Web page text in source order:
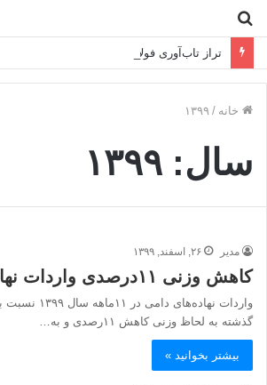
برای
تراز تاب‌آوری فولادمبارکه در سال سخت ۱۴۰۴
خانه / ۱۳۹۹
سال: ۱۳۹۹
مدیر ۲۶, اسفند, ۱۳۹۹
کاهش وزنی ۱۱درصدی واردات نهاده‌های دامی
واردات
گذشته به لحاظ وزنی کاهش ۱۱رصدی و به…
بیشتر بخوانید »